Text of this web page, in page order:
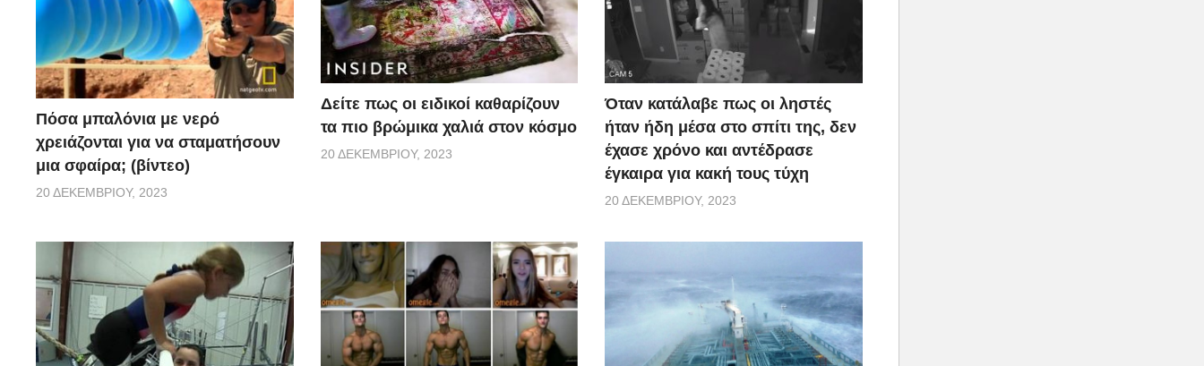
Πόσα μπαλόνια με νερό
χρειάζονται για να σταματήσουν
μια σφαίρα; (βίντεο)
20 ΔΕΚΕΜΒΡΊΟΥ, 2023
Δείτε πως οι ειδικοί καθαρίζουν
τα πιο βρώμικα χαλιά στον κόσμο
20 ΔΕΚΕΜΒΡΊΟΥ, 2023
Όταν κατάλαβε πως οι ληστές
ήταν ήδη μέσα στο σπίτι της, δεν
έχασε χρόνο και αντέδρασε
έγκαιρα για κακή τους τύχη
20 ΔΕΚΕΜΒΡΊΟΥ, 2023